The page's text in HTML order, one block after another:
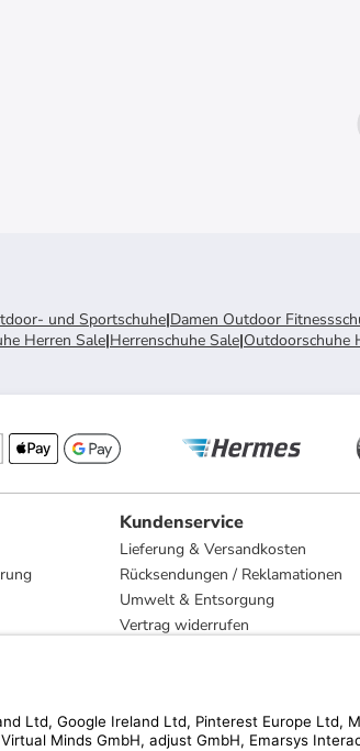
und Sportschuhe|Damen Outdoor
Herren Sale|Herrenschuhe Sale|Outdoorschuhe
Kundenservice
Lieferung & Versandkosten
Rücksendungen / Reklamationen
Umwelt & Entsorgung
Vertrag widerrufen